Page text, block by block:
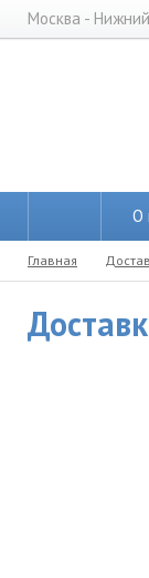
Москва -
О
Главная